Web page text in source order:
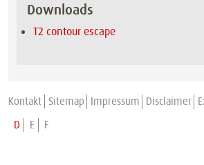
Downloads
T2 contour escape
Kontakt Sitemap Impressum Disclaimer
D
E F